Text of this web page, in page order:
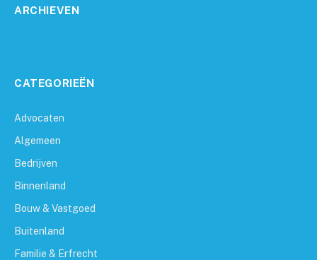
ARCHIEVEN
CATEGORIEËN
Advocaten
Algemeen
Bedrijven
Binnenland
Bouw & Vastgoed
Buitenland
Familie & Erfrecht